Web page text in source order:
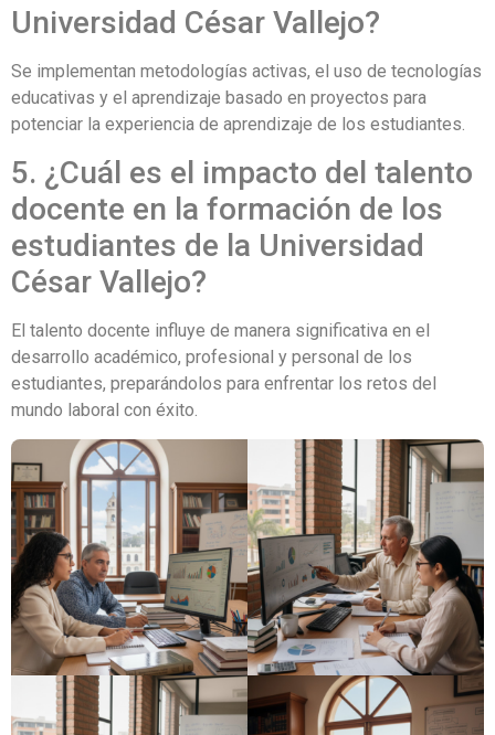
Universidad César Vallejo?
Se implementan metodologías activas, el uso de tecnologías
educativas y el aprendizaje basado en proyectos para
potenciar la experiencia de aprendizaje de los estudiantes.
5. ¿Cuál es el impacto del talento
docente en la formación de los
estudiantes de la Universidad
César Vallejo?
El talento docente influye de manera significativa en el
desarrollo académico, profesional y personal de los
estudiantes, preparándolos para enfrentar los retos del
mundo laboral con éxito.